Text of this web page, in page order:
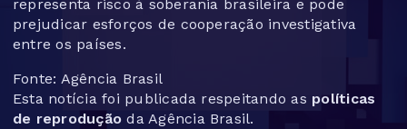
representa risco à soberania brasileira e pode
prejudicar esforços de cooperação investigativa
entre os países.
Fonte: Agência Brasil
Esta notícia foi publicada respeitando as políticas
de reprodução da Agência Brasil.